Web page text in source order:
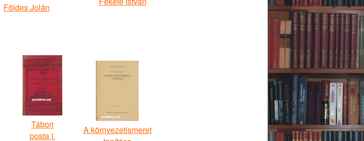
Földes Jolán
Tábori
posta I.
A környezetismeret